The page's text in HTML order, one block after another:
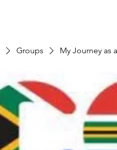
Groups My Journey as